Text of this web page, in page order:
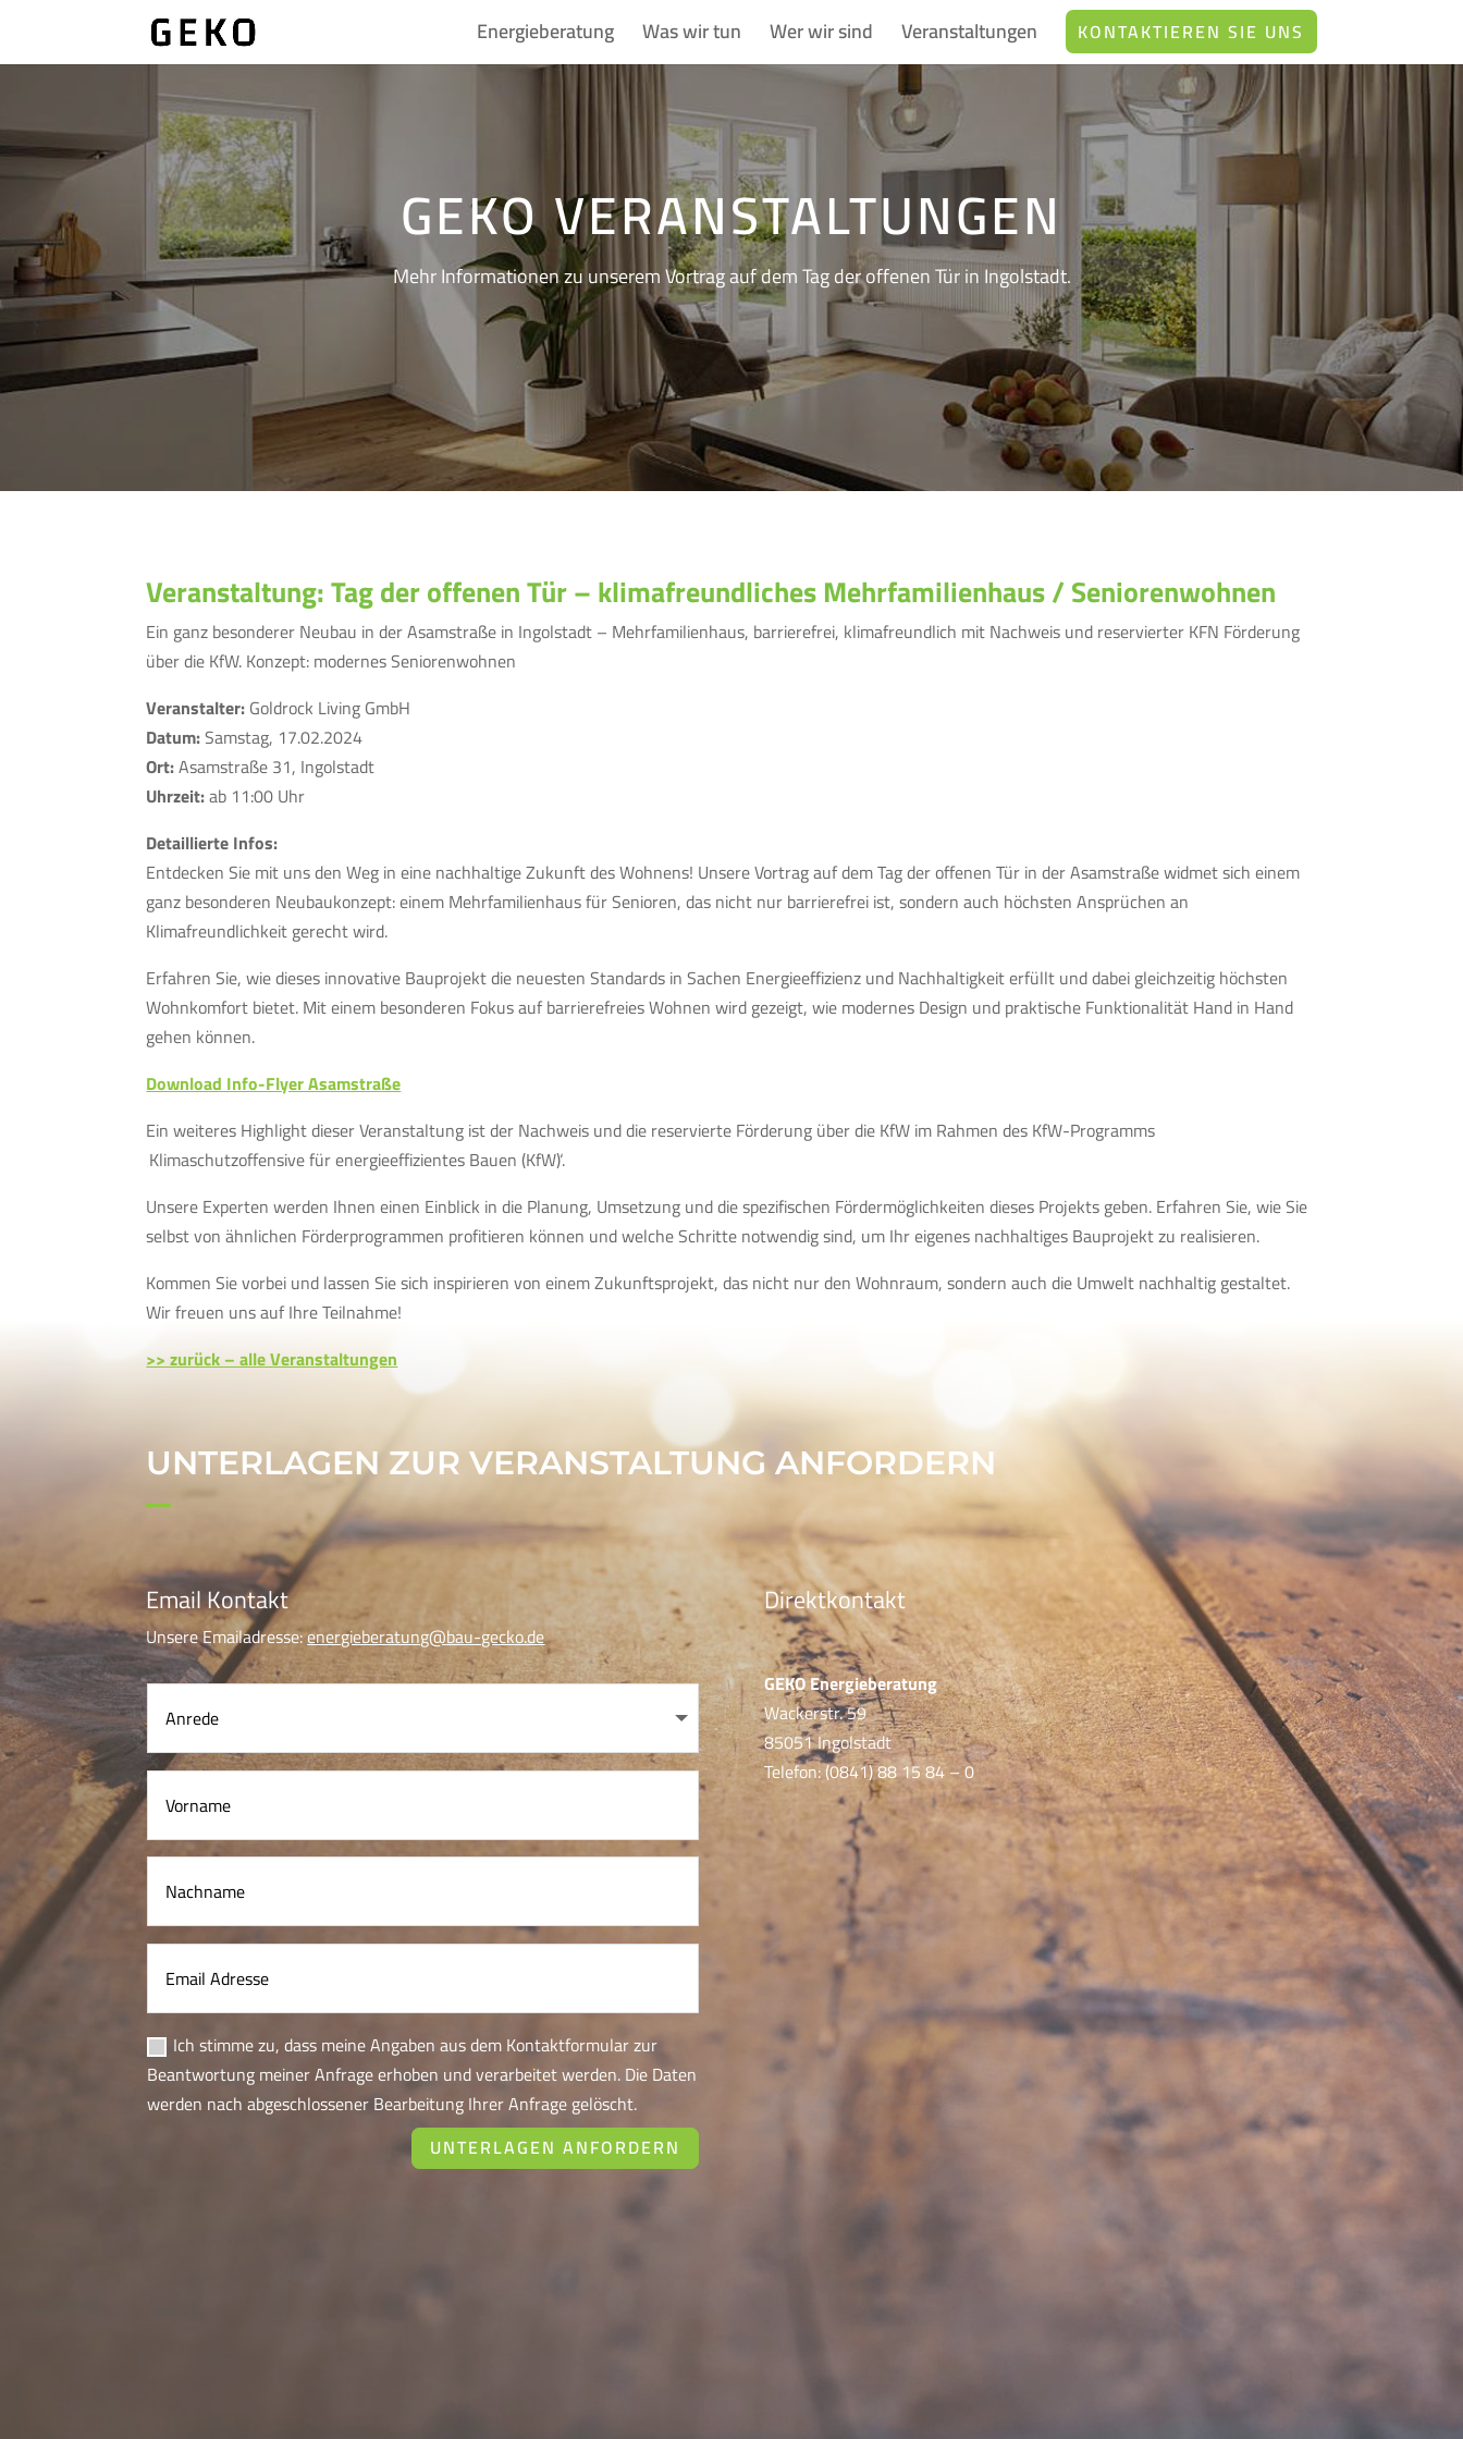
Energieberatung Was wir tun Wer wir sind Veranstaltungen KONTAKTIEREN SIE UNS
GEKO VERANSTALTUNGEN
Mehr Informationen zu unserem Vortrag auf dem Tag der offenen Tür in Ingolstadt.
Veranstaltung: Tag der offenen Tür – klimafreundliches Mehrfamilienhaus / Seniorenwohnen
Ein ganz besonderer Neubau in der Asamstraße in Ingolstadt – Mehrfamilienhaus, barrierefrei, klimafreundlich mit Nachweis und reservierter KFN Förderung
über die KfW. Konzept: modernes Seniorenwohnen
Veranstalter:Goldrock Living GmbH
Datum:Samstag, 17.02.2024
Ort:Asamstraße 31, Ingolstadt
Uhrzeit:ab 11:00 Uhr
Detaillierte Infos:
Entdecken Sie mit uns den Weg in eine nachhaltige Zukunft des Wohnens! Unsere Vortrag auf dem Tag der offenen Tür in der Asamstraße widmet sich einem
ganz besonderen Neubaukonzept: einem Mehrfamilienhaus für Senioren, das nicht nur barrierefrei ist, sondern auch höchsten Ansprüchen an
Klimafreundlichkeit gerecht wird.
Erfahren Sie, wie dieses innovative Bauprojekt die neuesten Standards in Sachen Energieeffizienz und Nachhaltigkeit erfüllt und dabei gleichzeitig höchsten
Wohnkomfort bietet. Mit einem besonderen Fokus auf barrierefreies Wohnen wird gezeigt, wie modernes Design und praktische Funktionalität Hand in Hand
gehen können.
Download Info-Flyer Asamstraße
Ein weiteres Highlight dieser Veranstaltung ist der Nachweis und die reservierte Förderung über die KfW im Rahmen des KfW-Programms
‚Klimaschutzoffensive für energieeffizientes Bauen (KfW)‘.
Unsere Experten werden Ihnen einen Einblick in die Planung, Umsetzung und die spezifischen Fördermöglichkeiten dieses Projekts geben. Erfahren Sie, wie Sie
selbst von ähnlichen Förderprogrammen profitieren können und welche Schritte notwendig sind, um Ihr eigenes nachhaltiges Bauprojekt zu realisieren.
Kommen Sie vorbei und lassen Sie sich inspirieren von einem Zukunftsprojekt, das nicht nur den Wohnraum, sondern auch die Umwelt nachhaltig gestaltet.
Wir freuen uns auf Ihre Teilnahme!
>> zurück – alle Veranstaltungen
UNTERLAGEN ZUR VERANSTALTUNG ANFORDERN
Email Kontakt
Unsere Emailadresse:energieberatung@bau-gecko.de
Ich stimme zu, dass meine Angaben aus dem Kontaktformular zur
Beantwortung meiner Anfrage erhoben und verarbeitet werden. Die Daten
werden nach abgeschlossener Bearbeitung Ihrer Anfrage gelöscht.
UNTERLAGEN ANFORDERN
Direktkontakt
GEKO Energieberatung
Wackerstr. 59
85051 Ingolstadt
Telefon: (0841) 88 15 84 – 0